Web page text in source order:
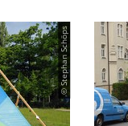
© Stephan Schöps